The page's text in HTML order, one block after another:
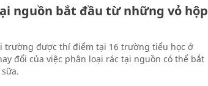
nguồn bắt đầu từ những vỏ hộp
trường được thí điểm tại 16 trường tiểu học ở
đổi của việc phân loại rác tại nguồn có thể bắt